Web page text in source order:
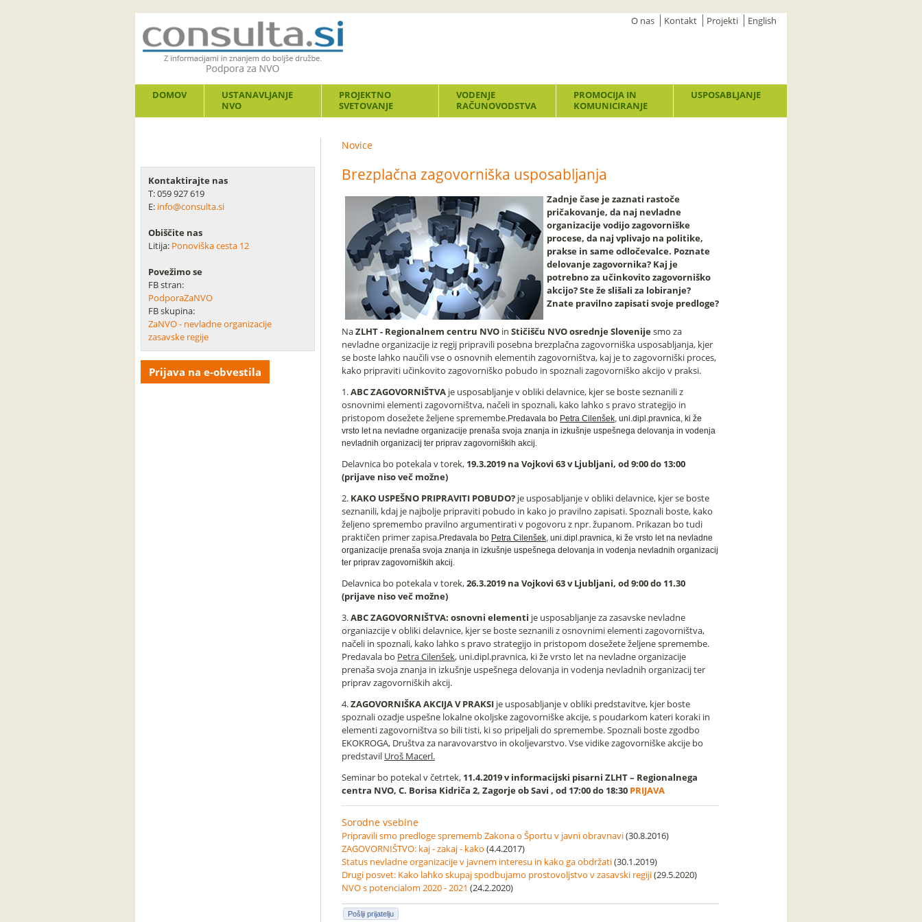
O nas Kontakt Projekti English
DOMOV
USTANAVLJANJE
NVO
PROJEKTNO
SVETOVANJE
VODENJE
RAČUNOVODSTVA
PROMOCIJA IN
KOMUNICIRANJE
USPOSABLJANJE
Kontaktirajte nas
T: 059 927 619
E: info@consulta.si
Obiščite nas
Litija: Ponoviška cesta 12
Povežimo se
FB stran:
PodporaZaNVO
FB skupina:
ZaNVO - nevladne organizacije
zasavske regije
Prijava na e-obvestila
Novice
Brezplačna zagovorniška usposabljanja
Zadnje čase je zaznati rastoče
pričakovanje, da naj nevladne
organizacije vodijo zagovorniške
procese, da naj vplivajo na politike,
prakse in same odločevalce. Poznate
delovanje zagovornika? Kaj je
potrebno za učinkovito zagovorniško
akcijo? Ste že slišali za lobiranje?
Znate pravilno zapisati svoje predloge?
NaZLHT - Regionalnem centru NVO in Stičišču NVO osrednje Slovenijesmo za
nevladne organizacije iz regij pripravili posebna brezplačna zagovorniška usposabljanja, kjer
se boste lahko naučili vse o osnovnih elementih zagovorništva, kaj je to zagovorniški proces,
kako pripraviti učinkovito zagovorniško pobudo in spoznali zagovorniško akcijo v praksi.
1.ABC ZAGOVORNIŠTVA je usposabljanje v obliki delavnice, kjer se boste seznanili z
osnovnimi elementi zagovorništva, načeli in spoznali, kako lahko s pravo strategijo in
pristopom dosežete željene spremembe.Predavala bo Petra Cilenšek, uni.dipl.pravnica, ki že
vrsto let na nevladne organizacije prenaša svoja znanja in izkušnje uspešnega delovanja in vodenja
nevladnih organizacij ter priprav zagovorniških akcij.
Delavnica bo potekala v torek, 19.3.2019 na Vojkovi 63 v Ljubljani, od 9:00 do 13:00
(prijave niso več možne)
2. KAKO USPEŠNO PRIPRAVITI POBUDO? je usposabljanje v obliki delavnice, kjer se boste
seznanili, kdaj je najbolje pripraviti pobudo in kako jo pravilno zapisati. Spoznali boste, kako
željeno spremembo pravilno argumentirati v pogovoru z npr. županom. Prikazan bo tudi
praktičen primer zapisa.Predavala bo Petra Cilenšek, uni.dipl.pravnica, ki že vrsto let na nevladne
organizacije prenaša svoja znanja in izkušnje uspešnega delovanja in vodenja nevladnih organizacij
ter priprav zagovorniških akcij.
Delavnica bo potekala v torek,26.3.2019 na Vojkovi 63 v Ljubljani, od 9:00 do 11.30
(prijave niso več možne)
3.ABC ZAGOVORNIŠTVA: osnovni elementi je usposabljanje za zasavske nevladne
organiazcije v obliki delavnice, kjer se boste seznanili z osnovnimi elementi zagovorništva,
načeli in spoznali, kako lahko s pravo strategijo in pristopom dosežete željene spremembe.
Predavala bo Petra Cilenšek, uni.dipl.pravnica, ki že vrsto let na nevladne organizacije
prenaša svoja znanja in izkušnje uspešnega delovanja in vodenja nevladnih organizacij ter
priprav zagovorniških akcij.
4.ZAGOVORNIŠKA AKCIJA V PRAKSI je usposabljanje v obliki predstavitve, kjer boste
spoznali ozadje uspešne lokalne okoljske zagovorniške akcije, s poudarkom kateri koraki in
elementi zagovorništva so bili tisti, ki so pripeljali do spremembe. Spoznali boste zgodbo
EKOKROGA, Društva za naravovarstvo in okoljevarstvo. Vse vidike zagovorniške akcije bo
predstavil Uroš Macerl.
Seminar bo potekal v četrtek, 11.4.2019 v informacijski pisarni ZLHT – Regionalnega
centra NVO, C. Borisa Kidriča 2, Zagorje ob Savi , od 17:00 do 18:30 PRIJAVA
Sorodne vsebine
Pripravili smo predloge sprememb Zakona o Športu v javni obravnavi(30.8.2016)
ZAGOVORNIŠTVO: kaj - zakaj - kako (4.4.2017)
Status nevladne organizacije v javnem interesu in kako ga obdržati(30.1.2019)
Drugi posvet: Kako lahko skupaj spodbujamo prostovoljstvo v zasavski regiji(29.5.2020)
NVO s potencialom 2020 - 2021 (24.2.2020)
Pošlji prijatelju